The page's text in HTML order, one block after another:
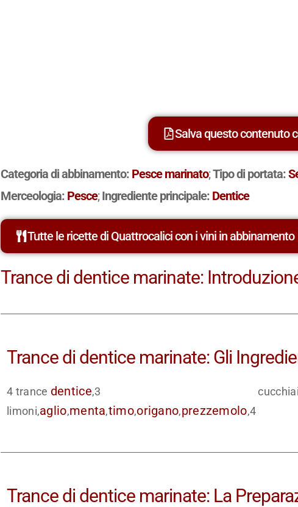
Salva questo contenuto
Categoria di abbinamento: Pesce marinato;Tipo di portata:
Merceologia: Pesce;Ingrediente principale: Dentice
Tutte le ricette di Quattrocalici con i vini in abbinamento
Trance di dentice marinate:
Trance di dentice marinate: Gli
4 trance dentice,3
limoni,aglio,menta,timo,origano,prezzemolo,4
Trance di dentice marinate: La